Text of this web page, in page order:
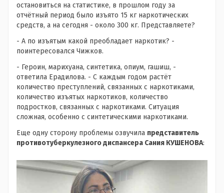
остановиться на статистике, в прошлом году за
отчётный период было изъято 15 кг наркотических
средств, а на сегодня - около 300 кг. Представляете?
- А по изъятым какой преобладает наркотик? -
поинтересовался Чижков.
- Героин, марихуана, синтетика, опиум, гашиш, -
ответила Ерадилова. - С каждым годом растёт
количество преступлений, связанных с наркотиками,
количество изъятых наркотиков, количество
подростков, связанных с наркотиками. Ситуация
сложная, особенно с синтетическими наркотиками.
Еще одну сторону проблемы озвучила представитель
противотуберкулезного диспансера Сания КУШЕНОВА: